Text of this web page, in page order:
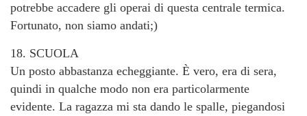
potrebbe accadere gli operai di questa centrale termica.
Fortunato, non siamo andati;)
18. SCUOLA
Un posto abbastanza echeggiante. È vero, era di sera,
quindi in qualche modo non era particolarmente
evidente. La ragazza mi sta dando le spalle, piegandosi